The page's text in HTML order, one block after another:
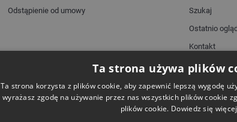
Odstąpienie od umowy
Szukaj
Ostatnio
Kontakt
Mapa strony
Dostawa
Ta strona używa plików
Ta strona korzysta z plików cookie, aby zapewnić lepszą wygodę
wyrażasz zgodę na używanie przez nas wszystkich plików cookie
plików cookie. Dowiedz się więcej